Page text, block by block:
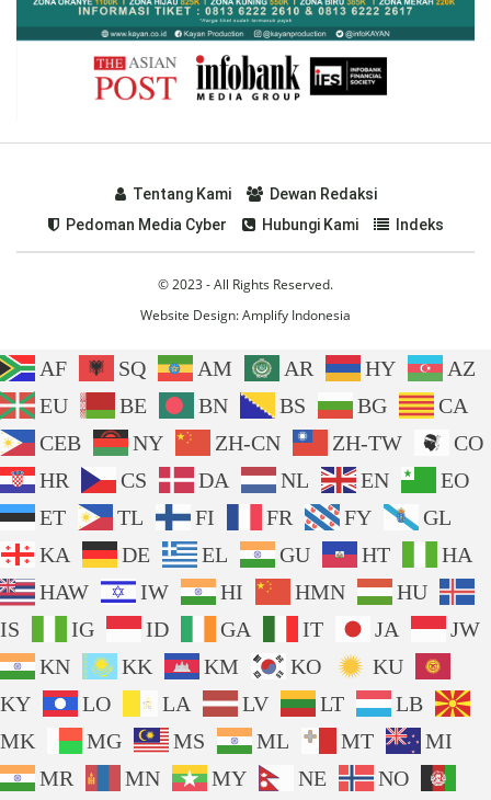
Tentang Kami
Dewan Redaksi
Pedoman Media Cyber
Hubungi Kami Indeks
© 2023 - All Rights Reserved.
Website Design:Amplify Indonesia
AF SQ AM AR HY
AZ
EU
BE BN BS BG
CA
CEB
NY ZH-CN ZH-TW
CO
HR
CS DA NL EN
EO
ET
TL FI FR FY
GL
KA
DE EL GU HT
HA
HAW
IW HI HMN
HU
IS
IG ID GA IT JA
JW
KN
KK KM KO
KU
KY
LO LA LV LT
LB
MK
MG MS ML MT
MI
MR
MN MY NE NO